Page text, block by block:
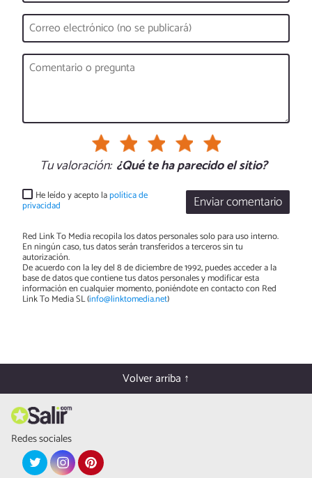
Tu valoración: ¿Qué te ha parecido el sitio?
Enviar comentario
He leído y acepto lapolítica de
privacidad
Red Link To Media recopila los datos personales solo para uso interno.
En ningún caso, tus datos serán transferidos a terceros sin tu
autorización.
De acuerdo con la ley del 8 de diciembre de 1992, puedes acceder a la
base de datos que contiene tus datos personales y modificar esta
información en cualquier momento, poniéndote en contacto con Red
Link To Media SL (info@linktomedia.net)
Volver arriba ↑
Redes sociales